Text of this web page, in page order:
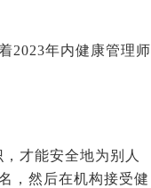
2023年内健康管理师
才能安全地为别人
，然后在机构接受健